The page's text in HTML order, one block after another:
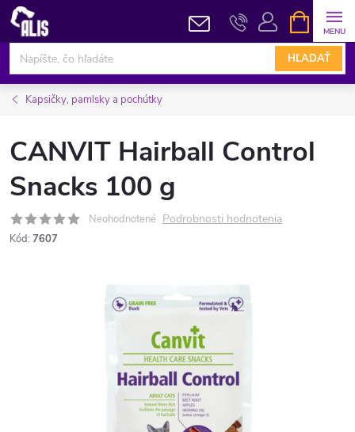
Prejsť
obsah
HĽADAŤ
KOŠÍK
Kapsičky, pamlsky a pochútky
CANVIT Hairball Control
Snacks 100 g
Neohodnotené Podrobnosti hodnotenia
Kód: 7607